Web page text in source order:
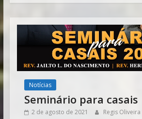
Notícias
Seminário para casais
2 de agosto de 2021 Regis Oliveira